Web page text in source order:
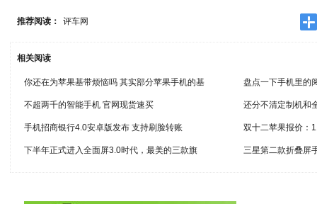
推荐阅读： 评车网
相关阅读
你还在为苹果基带烦恼吗 其实部分苹果手机的基 盘点一下手机里的
不超两千的智能手机 官网现货速买 还分不清定制机和
手机招商银行4.0安卓版发布 支持刷脸转账 双十二苹果报价：
下半年正式进入全面屏3.0时代，最美的三款旗 三星第二款折叠屏